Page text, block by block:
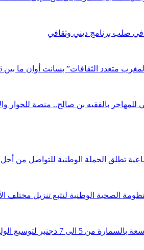
في صلب برنامج ديني وثقافي
متعدد الثقافات” بسانت أوان ما بين 16 و18…
للمهاجر بالفقيه بن صالح.. منصة للحوار
تطلق الحملة الوطنية للتواصل من
الصحية الوطنية لتتبع تنزيل مختلف
لتوسيع الولوج إلى العلاجات…